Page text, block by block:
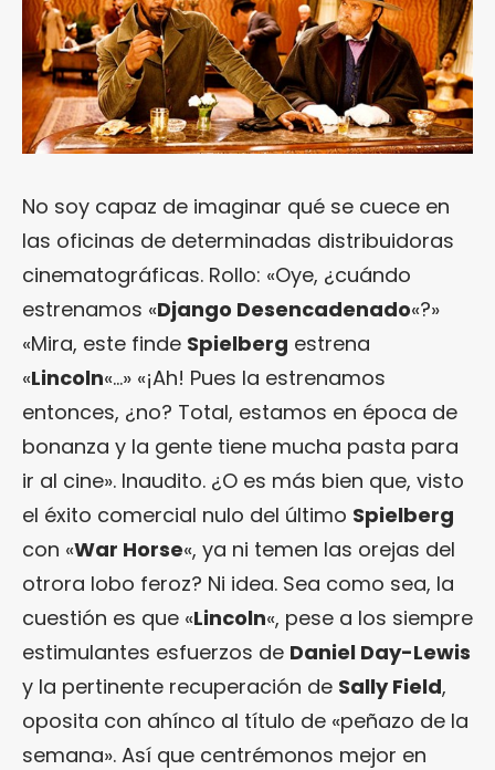
No soy capaz de imaginar qué se cuece en
las oficinas de determinadas distribuidoras
cinematográficas. Rollo: «Oye, ¿cuándo
estrenamos «Django Desencadenado«?»
«Mira, este finde Spielberg estrena
«Lincoln«…» «¡Ah! Pues la estrenamos
entonces, ¿no? Total, estamos en época de
bonanza y la gente tiene mucha pasta para
ir al cine». Inaudito. ¿O es más bien que, visto
el éxito comercial nulo del último Spielberg
con «War Horse«, ya ni temen las orejas del
otrora lobo feroz? Ni idea. Sea como sea, la
cuestión es que «Lincoln«, pese a los siempre
estimulantes esfuerzos de Daniel Day-Lewis
y la pertinente recuperación de Sally Field,
oposita con ahínco al título de «peñazo de la
semana». Así que centrémonos mejor en